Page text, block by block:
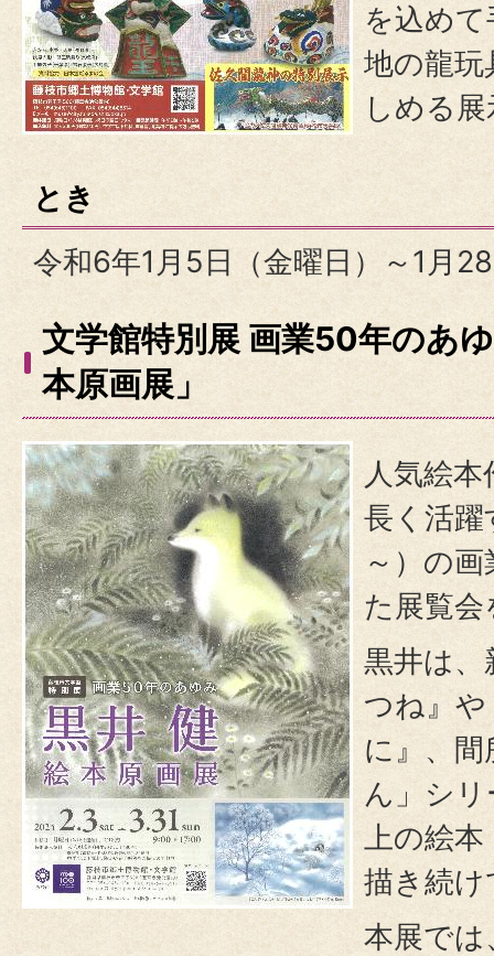
を込め
地の龍玩
しめる
とき
令和6年1月5日（金曜日）～1月
文学館特別展 画業50年のあ
本原画展」
人気絵
長く活
～）の
た展覧
黒井は、
つね』
に』、
ん」シ
上の絵本
描き続
本展では